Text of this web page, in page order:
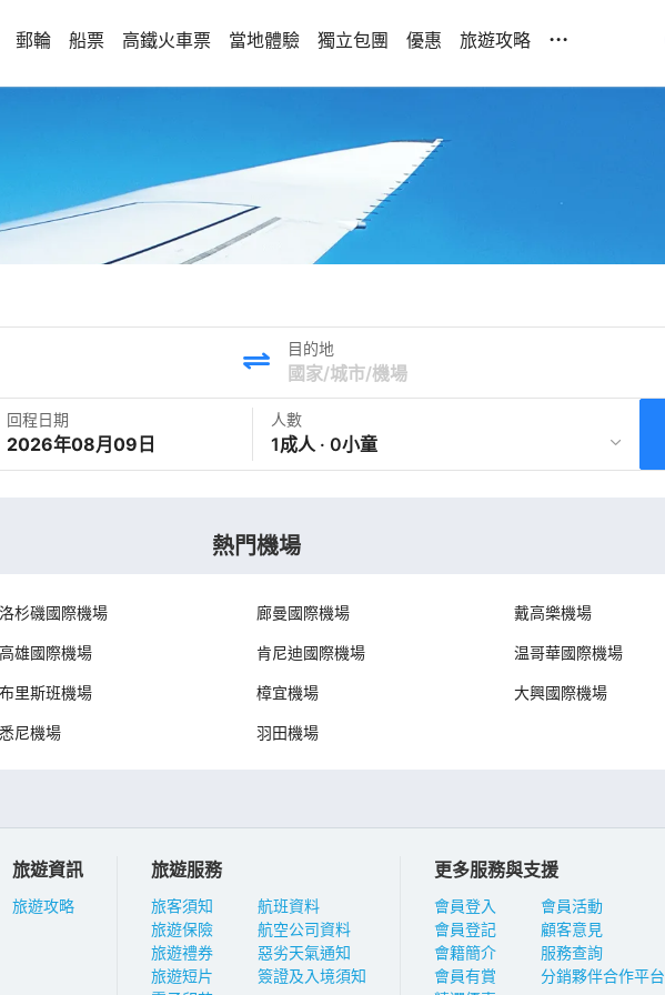
郵輪 船票 高鐵火車票 當地體驗 獨立包團 優惠 旅遊攻略 ...
目的地
回程日期
2026年08月09日
人數
1成人 · 0小童
熱門機場
洛杉磯國際機場 廊曼國際機場 戴高樂機場
高雄國際機場 肯尼迪國際機場 温哥華國際機場
布里斯班機場 樟宜機場 大興國際機場
悉尼機場 羽田機場
旅遊資訊
旅遊攻略
旅遊服務
旅客須知
旅遊保險
旅遊禮券
旅遊短片
航班資料
航空公司資料
惡劣天氣通知
簽證及入境須知
更多服務與支援
會員登入
會員登記
會籍簡介
會員有賞
會員活動
顧客意見
服務查詢
分銷夥伴合作平台